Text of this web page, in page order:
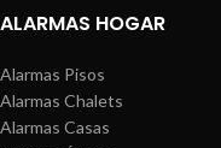
ALARMAS HOGAR
Alarmas Pisos
Alarmas Chalets
Alarmas Casas